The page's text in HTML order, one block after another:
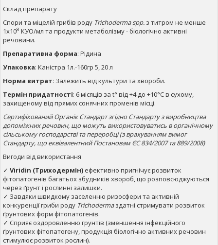
Склад препарату
Спори та міцелій грибів роду Trichoderma spp. з титром не менше
1х108 КУО/мл та продукти метаболізму - біологічно активні
речовини.
Препаративна форма: Рідина
Упаковка: Каністра 1л.-160гр 5, 20 л
Норма витрат: Залежить від культури та хвороби.
Термін придатності: 6 місяців за t° від +4 до +10°С в сухому,
захищеному від прямих сонячних променів місці.
Сертифікований Органік Стандарт згідно Стандарту з виробництва
допоміжних речовин, що можуть використовуватись в органічному
сільському господарстві та переробці (з врахуванням вимог
Стандарту, що еквівалентний Постановам ЄС 834/2007 та 889/2008)
Вигоди від використання
✓ Viridin (Триходермін) ефективно пригнічує розвиток
фітопатогенів багатьох збудників хвороб, що розповсюджуються
через ґрунт і рослинні залишки.
✓ Завдяки швидкому заселенню ризосфери та активній
конкуренції гриби роду Trichodermaздатні стримувати розвиток
ґрунтових форм фітопатогенів.
✓ Сприяє оздоровленню грунтів (зменшення інфекційного
ґрунтових фітопатогену, продукція біологічно активних речовин
стимулює розвиток рослин).